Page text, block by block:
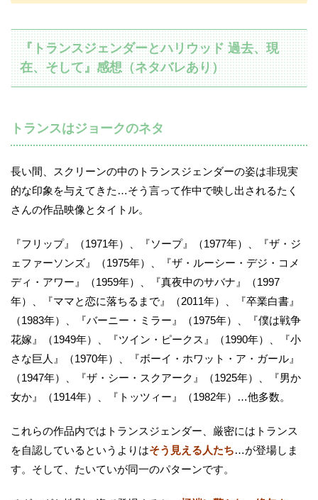
『トランスジェンダーとハリウッド 過去、現
在、そして』感想（ネタバレあり）
トランスはジョークのネタ
長い間、スクリーンの中のトランスジェンダーの姿は非現実
的な印象を与えてきた…そう言って作中で映し出されるたく
さんの作品映像とタイトル。
『フリップ』（1971年）、『ソープ』（1977年）、『ザ・ジ
ェファーソンズ』（1975年）、『ザ・ルーシー・デジ・コメ
ディ・アワー』（1959年）、『真夜中のサバナ』（1997
年）、『ママと恋に落ちるまで』（2011年）、『卒業白書』
（1983年）、『バーニー・ミラー』（1975年）、『僕は戦争
花嫁』（1949年）、『ツイン・ピークス』（1990年）、『小
さな巨人』（1970年）、『ボーイ・ホワット・ア・ガール』
（1947年）、『ザ・シー・スクアーク』（1925年）、『男か
女か』（1914年）、『トッツィー』（1982年）…他多数。
これらの作品内ではトランスジェンダー、厳密にはトランス
を自認しているというよりはそう見える人たち…が登場しま
す。そして、たいていが同一のパターンです。